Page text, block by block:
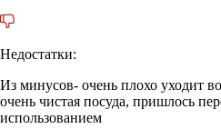
Недостатки:
Из минусов- очень плохо уходит
очень чистая посуда, пришлось
использованием